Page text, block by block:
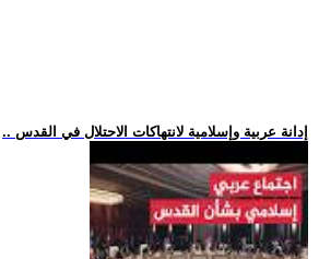
.. إدانة عربية وإسلامية لانتهاكات الاحتلال في القدس